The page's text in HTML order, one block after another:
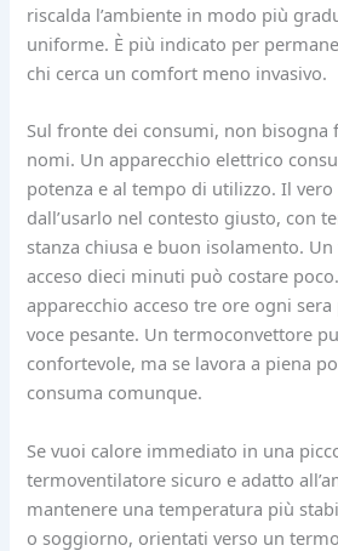
riscalda l’ambiente in modo più
uniforme. È più indicato per
chi cerca un comfort meno invasivo.
Sul fronte dei consumi, non bisogna
nomi. Un apparecchio elettrico
potenza e al tempo di utilizzo. Il
dall’usarlo nel contesto giusto, con
stanza chiusa e buon isolamento.
acceso dieci minuti può costare
apparecchio acceso tre ore ogni
voce pesante. Un termoconvettore
confortevole, ma se lavora a piena
consuma comunque.
Se vuoi calore immediato in una
termoventilatore sicuro e adatto
mantenere una temperatura più
o soggiorno, orientati verso un